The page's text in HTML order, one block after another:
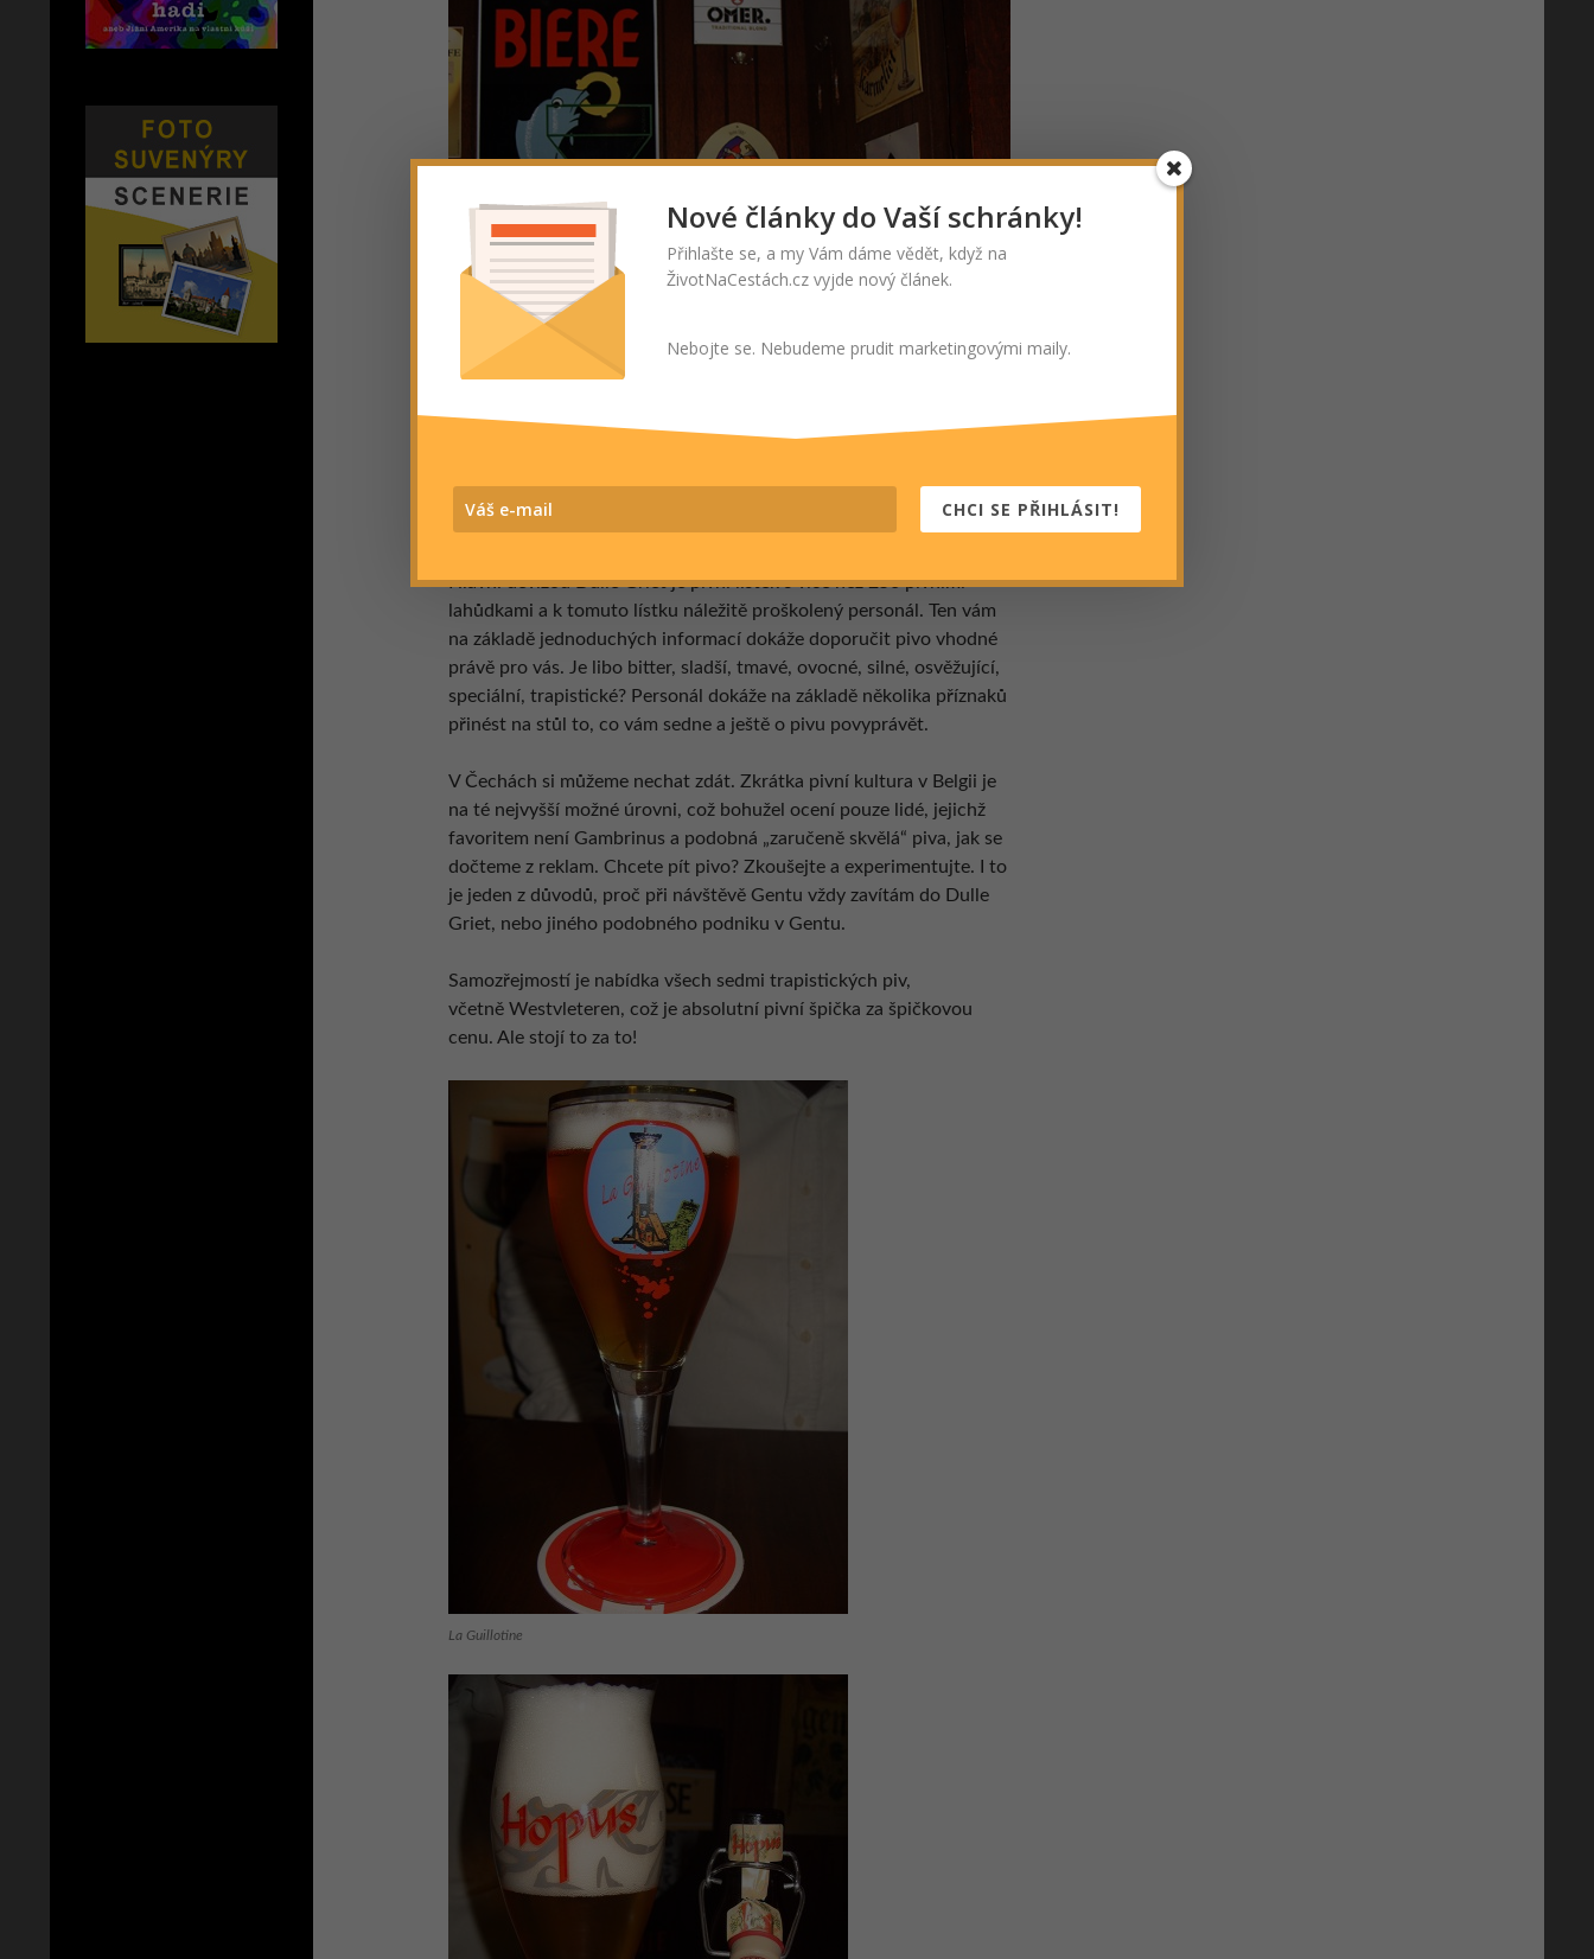
Hlavní devizou Dulle Griet je pivní lístek s více než 250 pivními
lahůdkami a k tomuto lístku náležitě proškolený personál. Ten vám
na základě jednoduchých informací dokáže doporučit pivo vhodné
právě pro vás. Je libo bitter, sladší, tmavé, ovocné, silné, osvěžující,
speciální, trapistické? Personál dokáže na základě několika příznaků
přinést na stůl to, co vám sedne a ještě o pivu povyprávět.
V Čechách si můžeme nechat zdát. Zkrátka pivní kultura v Belgii je
na té nejvyšší možné úrovni, což bohužel ocení pouze lidé, jejichž
favoritem není Gambrinus a podobná „zaručeně skvělá“ piva, jak se
dočteme z reklam. Chcete pít pivo? Zkoušejte a experimentujte. I to
je jeden z důvodů, proč při návštěvě Gentu vždy zavítám do Dulle
Griet, nebo jiného podobného podniku v Gentu.
Samozřejmostí je nabídka všech sedmi trapistických piv,
včetně Westvleteren, což je absolutní pivní špička za špičkovou
cenu. Ale stojí to za to!
La Guillotine
Nové články do Vaší schránky!
Přihlašte se, a my Vám dáme vědět, když na
ŽivotNaCestách.cz vyjde nový článek.
Nebojte se. Nebudeme prudit marketingovými maily.
CHCI SE PŘIHLÁSIT!